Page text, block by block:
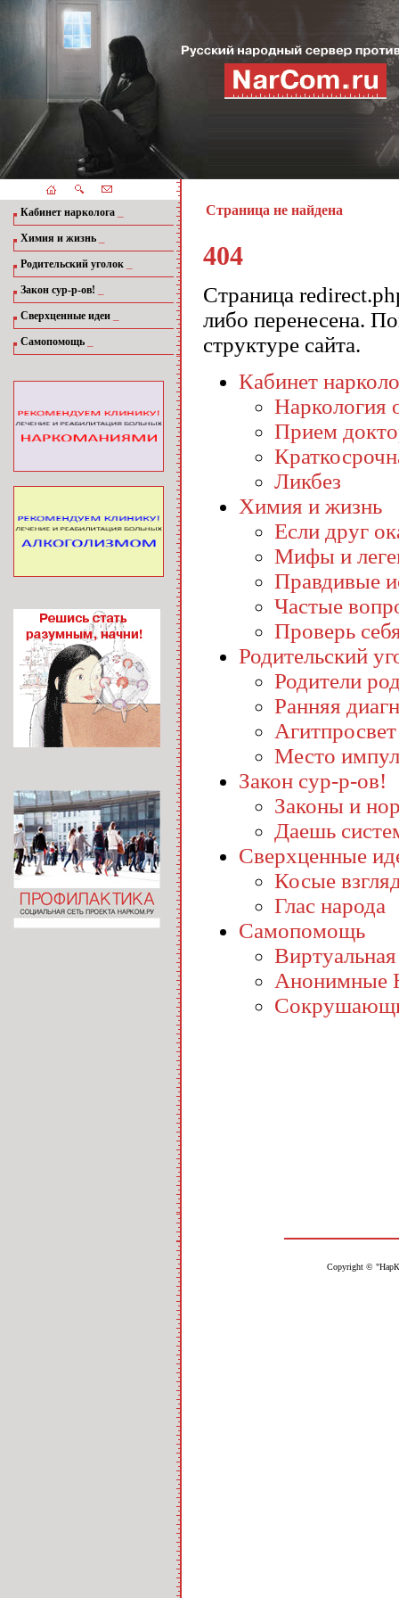
Кабинет нарколога
Химия и жизнь
Родительский уголок
Закон сур-р-ов!
Сверхценные идеи
Самопомощь
Страница не найдена
404
Страница
либо перенесена.
структуре сайта.
Кабинет
Наркология
Прием
Ликбез
Химия и жизнь
Если друг
Мифы и
Правдивые
Частые
Проверь
Родительский
Родители
Ранняя
Агитпросвет
Место
Закон сур-р-ов!
Законы и
Даешь
Сверхценные
Косые
Глас народа
Самопомощь
Анонимные
Copyright ©